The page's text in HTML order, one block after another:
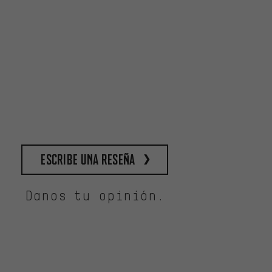
escribe una reseña
Danos tu opinión.